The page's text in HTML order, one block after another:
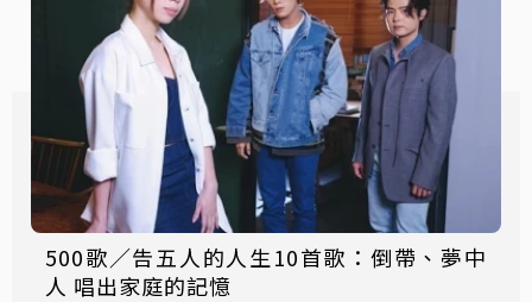
500歌／告五人的人生10首歌：倒帶、夢中
人 唱出家庭的記憶